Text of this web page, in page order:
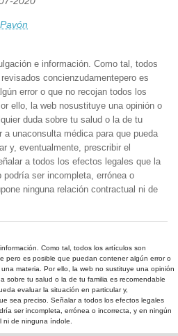
e información. Como tal, todos
concienzudamentepero es
error o que no recojan todos los
ello, la web nosustituye una opinión o
duda sobre tu salud o la de tu
unaconsulta médica para que pueda
y, eventualmente, prescribir el
a todos los efectos legales que la
podría ser incompleta, errónea o
ninguna relación contractual ni de
Como tal, todos los artículos son
pero es posible que puedan contener algún error o
materia. Por ello, la web no sustituye una opinión
sobre tu salud o la de tu familia es recomendable
evaluar la situación en particular y,
sea preciso. Señalar a todos los efectos legales
ser incompleta, errónea o incorrecta, y en ningún
ni de ninguna índole.